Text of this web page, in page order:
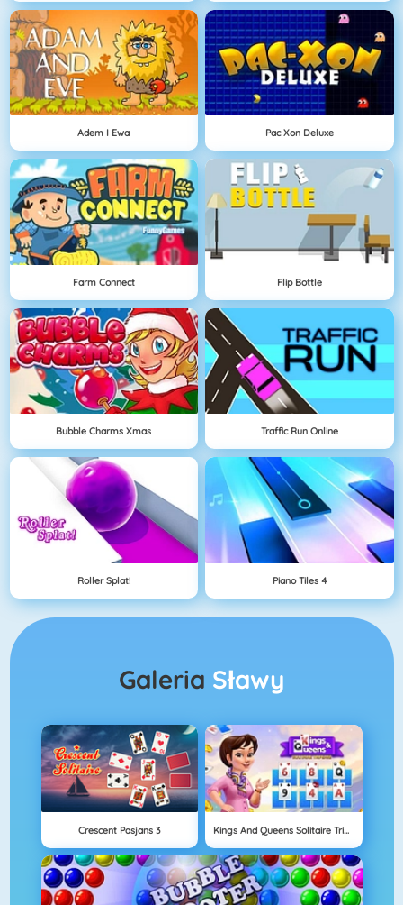
Adem I Ewa Pac Xon Deluxe
Farm Connect Flip Bottle
Bubble Charms Xmas Traffic Run Online
Roller Splat! Piano Tiles 4
Galeria Sławy
Crescent Pasjans 3 Kings And Queens Solitaire Tripeaks